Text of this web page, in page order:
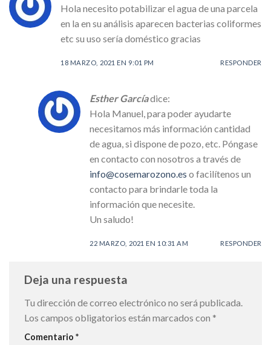
Hola necesito potabilizar el agua de una parcela
en la en su análisis aparecen bacterias coliformes
etc su uso sería doméstico gracias
18 MARZO, 2021 EN 9:01 PM RESPONDER
Esther Garcíadice:
Hola Manuel, para poder ayudarte
necesitamos más información cantidad
de agua, si dispone de pozo, etc. Póngase
en contacto con nosotros a través de
info@cosemarozono.es o facilítenos un
contacto para brindarle toda la
información que necesite.
Un saludo!
22 MARZO, 2021 EN 10:31 AM RESPONDER
Deja una respuesta
Tu dirección de correo electrónico no será publicada.
Los campos obligatorios están marcados con *
Comentario *